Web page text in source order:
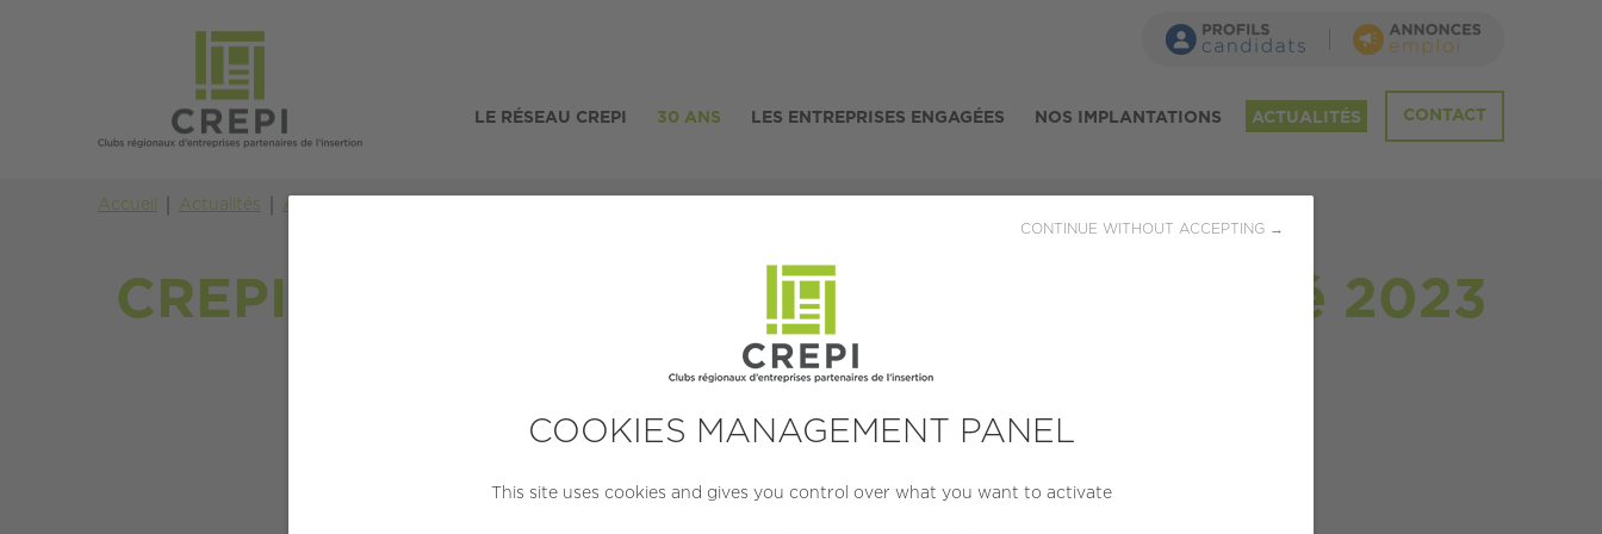
COOKIES MANAGEMENT PANEL
This site uses cookies and gives you control over what you want to activate
CONTINUE WITHOUT ACCEPTING →
LE RÉSEAU CREPI 30 ANS LES ENTREPRISES ENGAGÉES NOS IMPLANTATIONS ACTUALITÉS CONTACT
Accueil Actualités Actualités
CREPI ILE-DE-FRANCE - Rapport d'Activité 2023